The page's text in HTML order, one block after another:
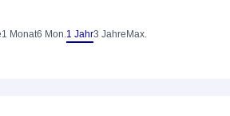
1 Monat6 Mon.1 Jahr3 Jahre Max.